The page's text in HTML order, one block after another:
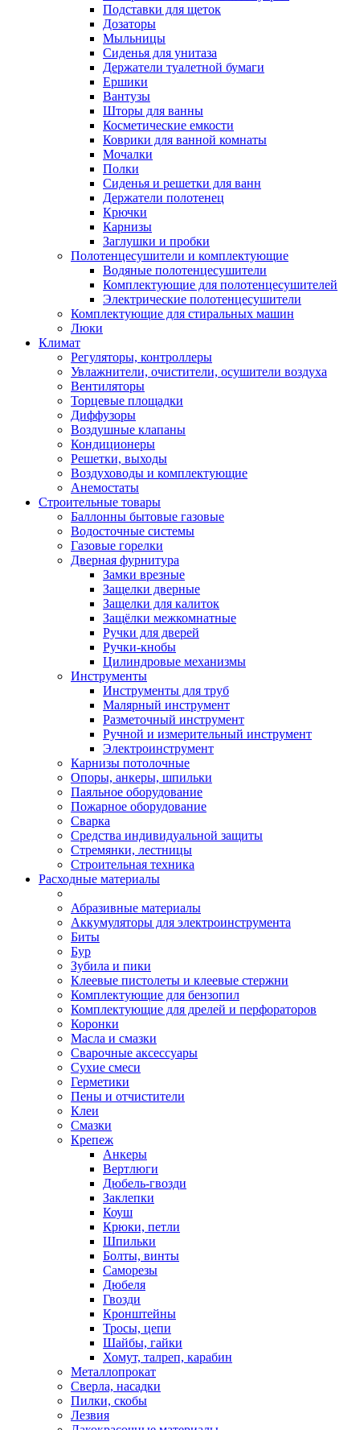
Подставки для щеток
Дозаторы
Мыльницы
Сиденья для унитаза
Держатели туалетной бумаги
Ершики
Вантузы
Шторы для ванны
Косметические емкости
Коврики для ванной комнаты
Мочалки
Полки
Сиденья и решетки для ванн
Держатели полотенец
Крючки
Карнизы
Заглушки и пробки
Полотенцесушители и комплектующие
Водяные полотенцесушители
Комплектующие для полотенцесушителей
Электрические полотенцесушители
Комплектующие для стиральных машин
Люки
Климат
Регуляторы, контроллеры
Увлажнители, очистители, осушители воздуха
Вентиляторы
Торцевые площадки
Диффузоры
Воздушные клапаны
Кондиционеры
Решетки, выходы
Воздуховоды и комплектующие
Анемостаты
Строительные товары
Баллонны бытовые газовые
Водосточные системы
Газовые горелки
Дверная фурнитура
Замки врезные
Защелки дверные
Защелки для калиток
Защёлки межкомнатные
Ручки для дверей
Ручки-кнобы
Цилиндровые механизмы
Инструменты
Инструменты для труб
Малярный инструмент
Разметочный инструмент
Ручной и измерительный инструмент
Электроинструмент
Карнизы потолочные
Опоры, анкеры, шпильки
Паяльное оборудование
Пожарное оборудование
Сварка
Средства индивидуальной защиты
Стремянки, лестницы
Строительная техника
Расходные материалы
Абразивные материалы
Аккумуляторы для электроинструмента
Биты
Бур
Зубила и пики
Клеевые пистолеты и клеевые стержни
Комплектующие для бензопил
Комплектующие для дрелей и перфораторов
Коронки
Масла и смазки
Сварочные аксессуары
Сухие смеси
Герметики
Пены и отчистители
Клеи
Смазки
Крепеж
Анкеры
Вертлюги
Дюбель-гвозди
Заклепки
Коуш
Крюки, петли
Шпильки
Болты, винты
Саморезы
Дюбеля
Гвозди
Кронштейны
Тросы, цепи
Шайбы, гайки
Хомут, талреп, карабин
Металлопрокат
Сверла, насадки
Пилки, скобы
Лезвия